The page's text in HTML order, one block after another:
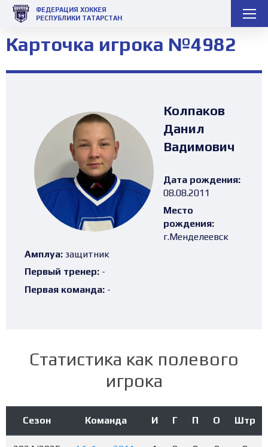
ФЕДЕРАЦИЯ ХОККЕЯ
РЕСПУБЛИКИ ТАТАРСТАН
Карточка игрока №4982
Колпаков
Данил
Вадимович
Дата рождения:
08.08.2011
Место
рождения:
г.Менделеевск
Амплуа: защитник
Первый тренер: -
Первая команда: -
Статистика как полевого
игрока
Сезон Команда И Г П О Штр